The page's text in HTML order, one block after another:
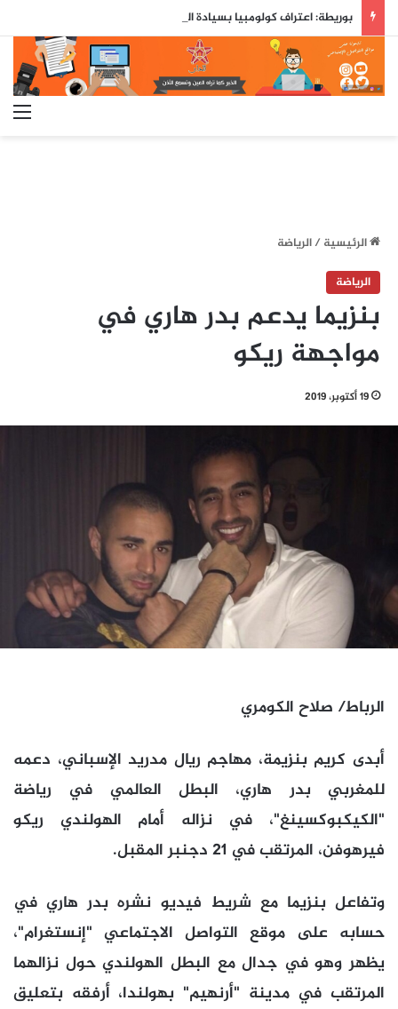
الرئيسية/الرياضة
الرياضة
بنزيما يدعم بدر هاري في
مواجهة ريكو
19 أكتوبر، 2019
الرباط/ صلاح الكومري
أبدى كريم بنزيمة، مهاجم ريال مدريد الإسباني، دعمه
للمغربي بدر هاري، البطل العالمي في رياضة
"الكيكبوكسينغ"، في نزاله أمام الهولندي ريكو
فيرهوفن، المرتقب في 21 دجنبر المقبل.
وتفاعل بنزيما مع شريط فيديو نشره بدر هاري في
حسابه على موقع التواصل الاجتماعي "إنستغرام"،
يظهر وهو في جدال مع البطل الهولندي حول نزالهما
المرتقب في مدينة "أرنهيم" بهولندا، أرفقه بتعليق